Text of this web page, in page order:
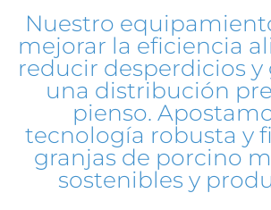
Nuestro
mejorar la eficiencia
reducir desperdicios y
una distribución
pienso.
tecnología robusta y
granjas de porcino
sostenibles y